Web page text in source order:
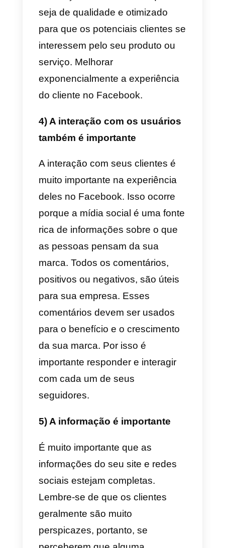
importante porque cada rede
social se complementa, nesse
sentido recomendamos adicionar
Whatsappe
também são plataformas do
complementa perfeitamente. Se
você adicionar mais canais à sua
estratégia, a experiência do
cliente será aprimorada no
Facebook.
Se você está se perguntando
como pode integrar vários canais
com eficiência, pode usar o
Callbellclicando aqui
3) Conteúdo de qualidade
O conteúdo que você publica
também é extremamente
importante. Geralmente, os
clientes não costumam
produtos nas redes sociais. Se
eles não estão procurando
informações ao acaso e se
deparam com algo que chama a
atenção deles é quando iniciam